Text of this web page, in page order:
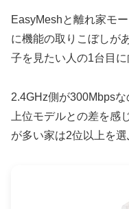
EasyMeshと離れ家モ
に機能の取りこぼしが
子を見たい人の1台目に
2.4GHz側が300Mbps
上位モデルとの差を感
が多い家は2位以上を選